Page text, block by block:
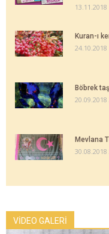
Kuran-ı
24.10.2018
Böbrek
Mevlana
30.08.2018
VİDEO GALERİ